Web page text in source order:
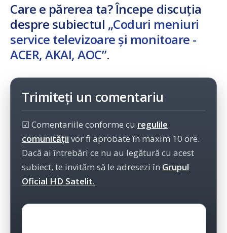
Care e părerea ta? Începe discuția
despre subiectul „Coduri meniuri
service televizoare și monitoare -
ACER, AKAI, AOC”.
Trimiteți un comentariu
☑ Comentariile conforme cu regulile
comunității vor fi aprobate în maxim 10 ore.
Dacă ai întrebări ce nu au legătură cu acest
subiect, te invităm să le adresezi în Grupul
Oficial HD Satelit.